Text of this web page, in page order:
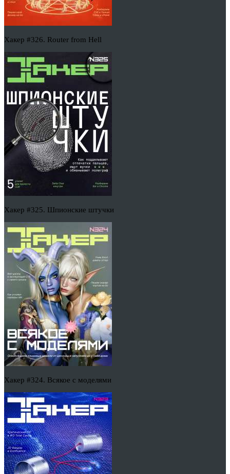
Хакер #326. Router from Hell
Хакер #325. Шпионские штучки
Хакер #324. Всякое с моделями